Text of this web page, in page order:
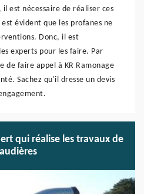
est nécessaire de réaliser ces
évident que les profanes ne
Donc, il est
experts pour les faire. Par
de faire appel à KR Ramonage
Sachez qu'il dresse un devis
qui réalise les travaux de